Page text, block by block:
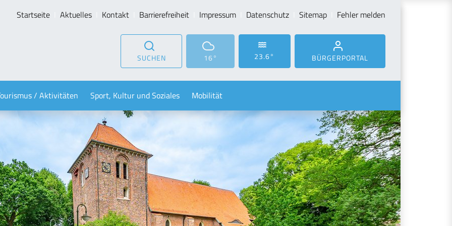
Startseite Aktuelles Kontakt Barrierefreiheit Impressum Datenschutz Sitemap Fehler melden
SUCHEN 16° 23.6° BÜRGERPORTAL
/ Aktivitäten Sport, Kultur und Soziales Mobilität